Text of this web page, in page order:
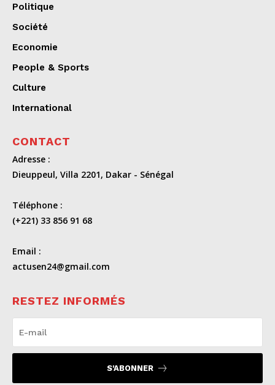
Politique
Société
Economie
People & Sports
Culture
International
CONTACT
Adresse :
Dieuppeul, Villa 2201, Dakar - Sénégal
Téléphone :
(+221) 33 856 91 68
Email :
actusen24@gmail.com
RESTEZ INFORMÉS
S'ABONNER